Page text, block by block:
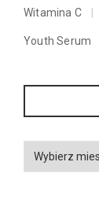
Witamina C
Youth Serum